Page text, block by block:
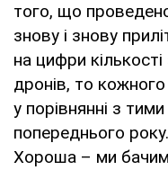
того, що
знову і знову
на цифри
дронів, то
у порівнянні з
попереднього
Хороша – ми